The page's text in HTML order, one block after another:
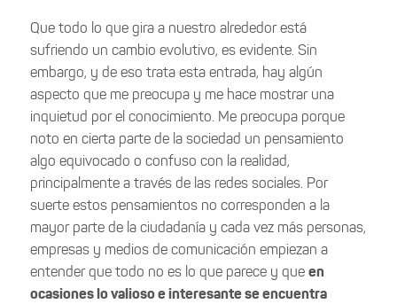
Que todo lo que gira a nuestro alrededor está
sufriendo un cambio evolutivo, es evidente. Sin
embargo, y de eso trata esta entrada, hay algún
aspecto que me preocupa y me hace mostrar una
inquietud por el conocimiento. Me preocupa porque
noto en cierta parte de la sociedad un pensamiento
algo equivocado o confuso con la realidad,
principalmente a través de las redes sociales. Por
suerte estos pensamientos no corresponden a la
mayor parte de la ciudadanía y cada vez más personas,
empresas y medios de comunicación empiezan a
entender que todo no es lo que parece y que en
ocasiones lo valioso e interesante se encuentra